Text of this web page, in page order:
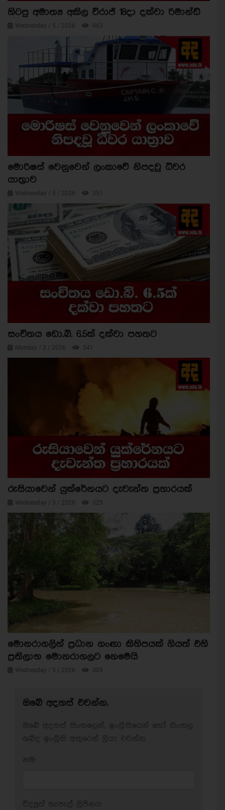
හිටපු අමාත්‍ය අකිල විරාජ් 18දා දක්වා රිමාන්ඩ්
Wednesday / 5 / 2026 463
මොරිෂස් වෙනුවෙන් ලංකාවේ නිපදවූ ධීවර
යාත්‍රාව
Wednesday / 5 / 2026 351
සංචිතය ඩො.බි. 6.5ක් දක්වා පහතට
Monday / 3 / 2026 341
රුසියාවෙන් යුක්රේනයට දැවැන්ත ප්‍රහාරයක්
Wednesday / 5 / 2026 325
මොනරාගලින් ප්‍රධාන ගංඟා කිහිපයක් ගියත් එහි
ප්‍රතිලාභ මොනරාගලට නෙමෙයි
Wednesday / 5 / 2026 309
ඔබේ අදහස් එවන්න.